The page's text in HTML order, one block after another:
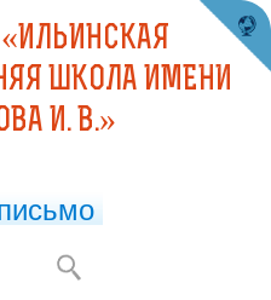
ШКОЛА ИМЕНИ
И. В.»